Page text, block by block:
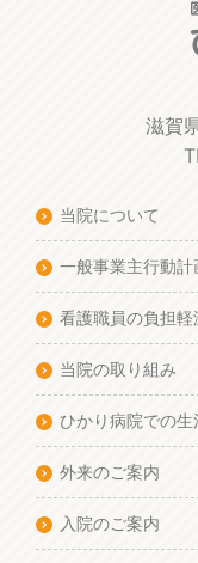
滋賀
当院について
一般事業主行動計
看護職員の負担
当院の取り組み
ひかり病院での生
外来のご案内
入院のご案内